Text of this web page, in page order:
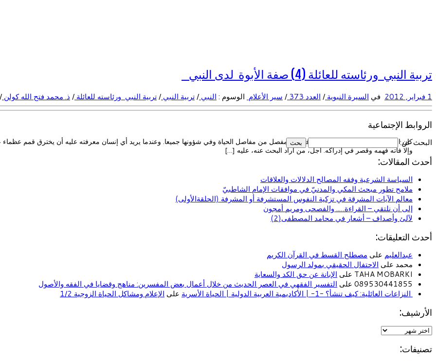
كان النبي صلى الله عليه وسلم ذروة في كل مفصل من مفاصل الحياة وفي شؤونها جميعا. وعندما يريد أي إنسان معرفته عليه أن يخترق قمم عظماء
وإلا فاته فهمه وقصر في إدراكه. أجل، من أراد البحث عنه، عليه […]
تربية النبي ورئاسته للعائلة (4) صفة الأبوة لدى النبي
1 فبراير, 2012 في السيرة النبوية / العدد 373 / سير الأعلام الوسوم : النبي /تربية النبي /تربية النبي ورئاسته للعائلة / ذ. محمد فتح الله كولن
الروابط الإجتماعية
البحث عن:
أحدث المقالات:
السياسة الشرعية وفقه المصالح الدلالات والعلاقات
ملامح تطور مبحث المكي والمدنيّ في موافقات الإمام الشاطبيّ
معالم الآيات المشرقة في تزكية النفوس المستشرفة أو المشرفة (الحلقةالأولى)
إلى أن نلتقي – القراءة….. والفصحى ومريم أمجون
لآلئ وأصداف – أشعار في محامد المصطفى(2)
أحدث التعليقات:
عبدالعليم على مصطلح القسط في القرآن الكريم
محمد على الاحتفال الحقيقي بمولد الرسول
TAHA MOBARKI على
الإبانة عن حق الكد والسعاية
089530441855 على
التفسير الفقهي في العصر الحديث من خلال أعمال بعض المفسرين: مناهج وقضايا في الفقه والأصول
النزاعات العائلية: كيف تنشأ؟ -1- | الأكاديمية العربية الدولية | الحياة الأسرية
على الإعلام ومشاكل الحياة الزوجية 1/2
الأرشيف:
تصنيفات: